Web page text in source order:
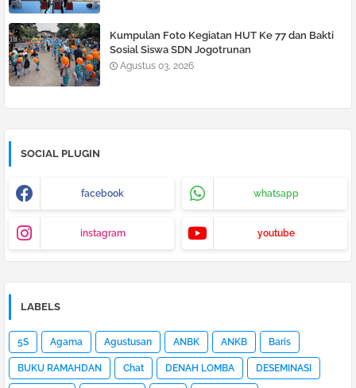
Kumpulan Foto Kegiatan HUT Ke 77 dan Bakti
Sosial Siswa SDN Jogotrunan
Agustus 03, 2026
SOCIAL PLUGIN
facebook whatsapp
instagram youtube
LABELS
5S Agama Agustusan ANBK ANKB Baris
BUKU RAMAHDAN Chat DENAH LOMBA DESEMINASI